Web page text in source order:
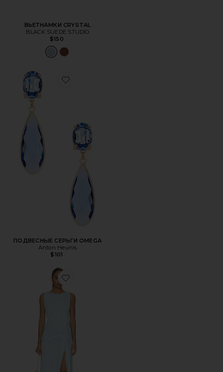
ВЬЕТНАМКИ CRYSTAL
BLACK SUEDE STUDIO
$150
Favorite ПОДВЕСНЫЕ СЕРЬГИ OMEGA
ПОДВЕСНЫЕ СЕРЬГИ OMEGA
Anton Heunis
$101
Favorite ТРИКОТАЖНОЕ ПЛАТЬЕ NUA